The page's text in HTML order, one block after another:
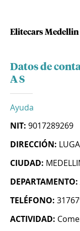
Elitecars Medellin
Datos de
A S
Ayuda
NIT: 9017289269
DIRECCIÓN:
CIUDAD:
DEPARTAMENTO:
TELÉFONO:
ACTIVIDAD: